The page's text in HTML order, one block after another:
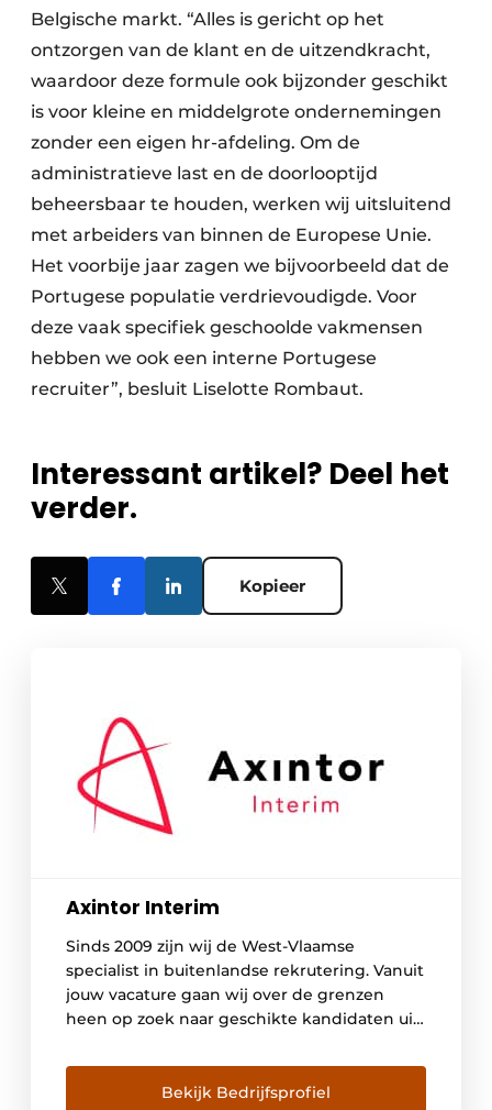
Belgische markt. “Alles is gericht op het
ontzorgen van de klant en de uitzendkracht,
waardoor deze formule ook bijzonder geschikt
is voor kleine en middelgrote ondernemingen
zonder een eigen hr-afdeling. Om de
administratieve last en de doorlooptijd
beheersbaar te houden, werken wij uitsluitend
met arbeiders van binnen de Europese Unie.
Het voorbije jaar zagen we bijvoorbeeld dat de
Portugese populatie verdrievoudigde. Voor
deze vaak specifiek geschoolde vakmensen
hebben we ook een interne Portugese
recruiter”, besluit Liselotte Rombaut.
Interessant artikel? Deel het
verder.
Kopieer
Axintor Interim
Sinds 2009 zijn wij de West-Vlaamse
specialist in buitenlandse rekrutering. Vanuit
jouw vacature gaan wij over de grenzen
heen op zoek naar geschikte kandidaten uit
zorgen voor huisvesting en transport, zodat
onze arbeiders zich volledig op hun job
Bekijk Bedrijfsprofiel